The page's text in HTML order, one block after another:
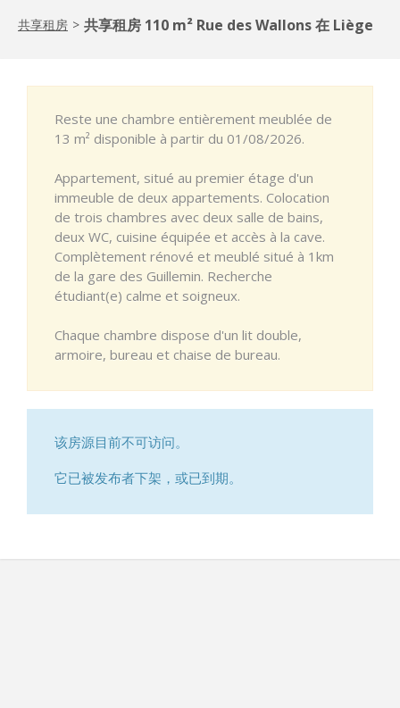
共享租房 > 共享租房 110 m² Rue des Wallons 在 Liège
Reste une chambre entièrement meublée de
13 m² disponible à partir du 01/08/2026.
Appartement, situé au premier étage d'un
immeuble de deux appartements. Colocation
de trois chambres avec deux salle de bains,
deux WC, cuisine équipée et accès à la cave.
Complètement rénové et meublé situé à 1km
de la gare des Guillemin. Recherche
étudiant(e) calme et soigneux.
Chaque chambre dispose d'un lit double,
armoire, bureau et chaise de bureau.
该房源目前不可访问。
它已被发布者下架，或已到期。